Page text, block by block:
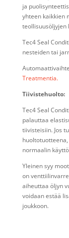
ja
yhteen kaikkien
teollisuusöljyjen
Tec4 Seal
nesteiden tai
Treatmentia.
Tiivistehuolto:
Tec4 Seal
palauttaa
tiivisteisiin. Jos
normaalin
Yleinen syy
on
aiheuttaa öljyn
voidaan estää
joukkoon.